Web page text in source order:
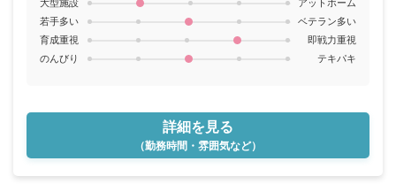
大型施設
アットホーム
若手多い
ベテラン多い
育成重視
即戦力重視
のんびり
テキパキ
詳細を見る
（勤務時間・雰囲気など）